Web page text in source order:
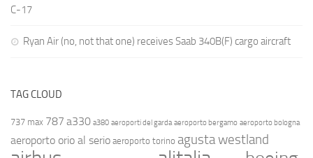
C-17
Ryan Air (no, not that one) receives Saab 340B(F) cargo aircraft
TAG CLOUD
737 max 787 a330 a380 aeroporti del garda aeroporto bergamo aeroporto bologna
aeroporto orio al serio aeroporto torino agusta westland